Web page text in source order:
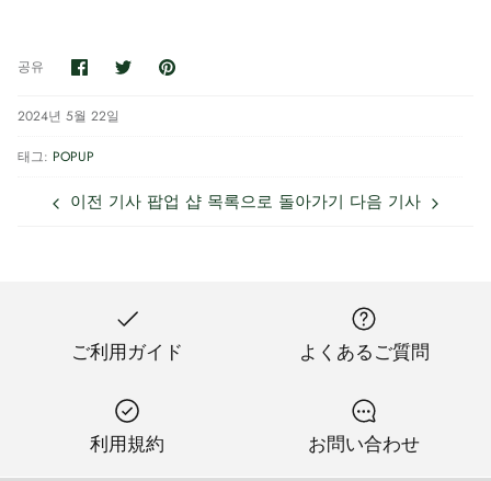
공유 페
이
북
공
유
트 고
2024년 5월 22일
태그: POPUP
이전 기사 팝업 샵 목록으로 돌아가기 다음 기사
ご利用ガイド よくあるご質問
利用規約 お問い合わせ